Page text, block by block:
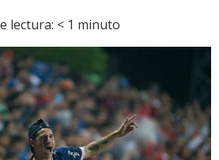
lectura: < 1 minuto